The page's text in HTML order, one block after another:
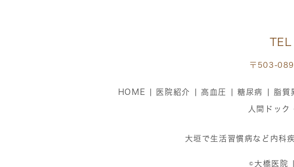
TEL
〒503-
HOME 医院紹介 高血圧 糖尿病 脂質
人間ドック
大垣で生活習慣病など内科
©大橋医院